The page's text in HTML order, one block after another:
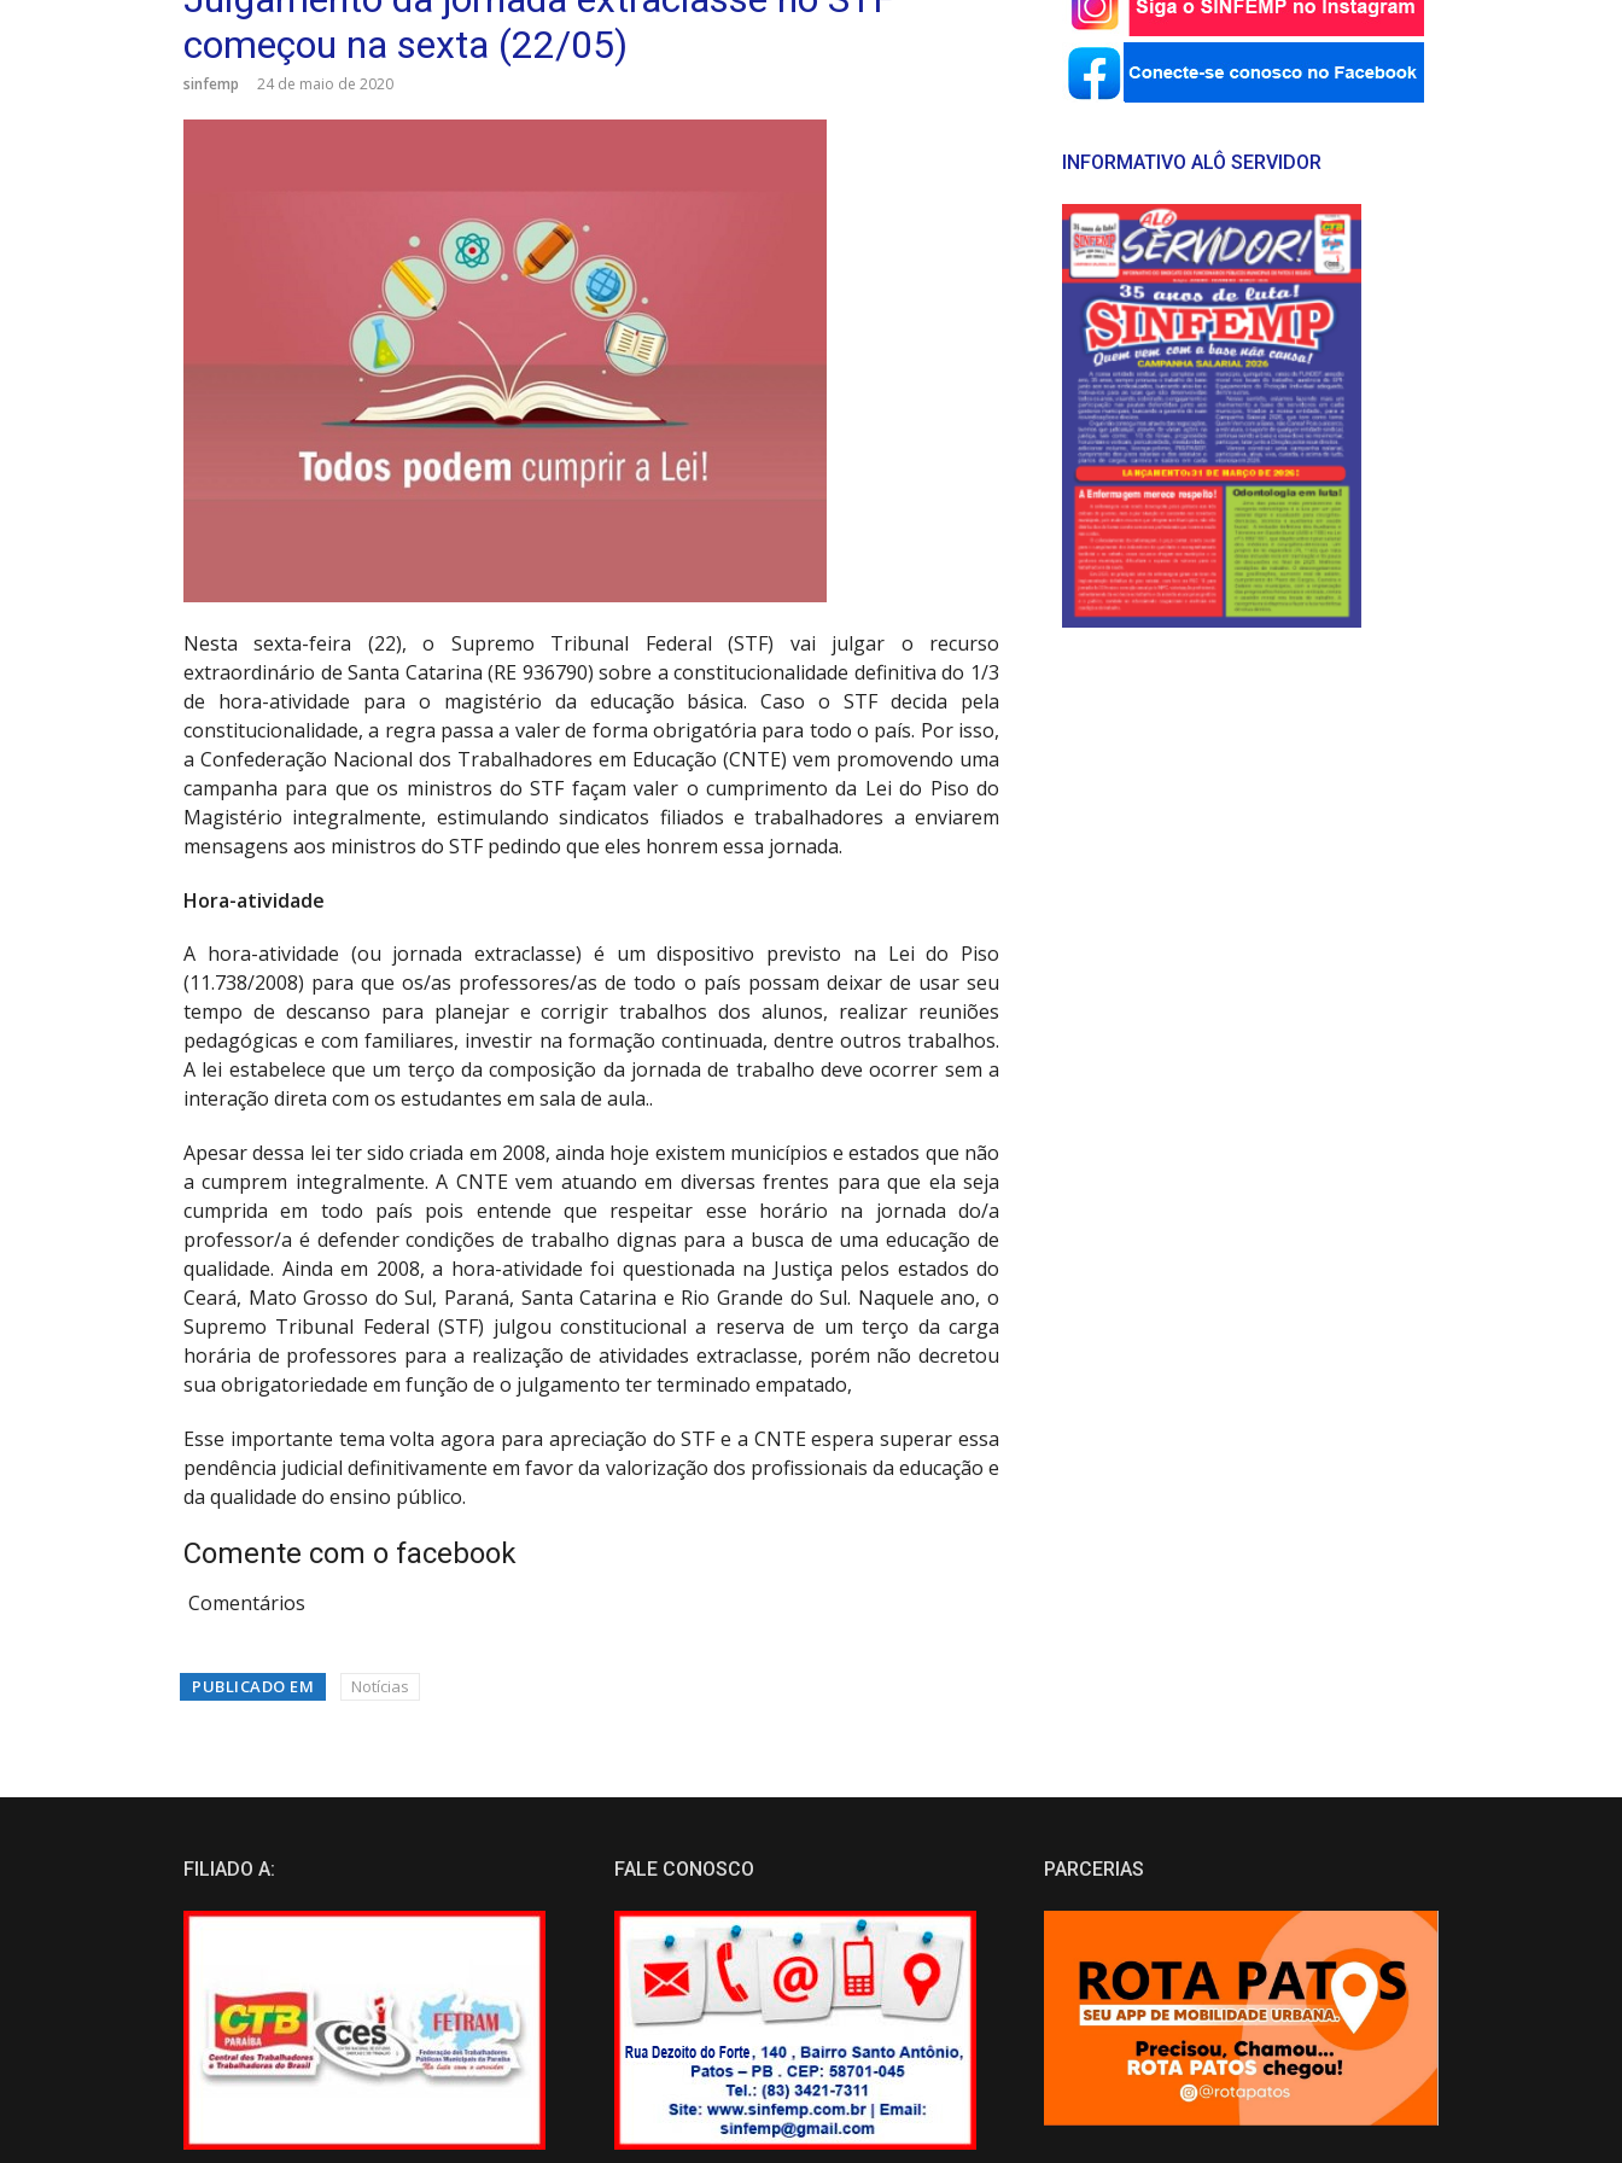
começou na sexta (22/05)
sinfemp 24 de maio de 2020
Nesta sexta-feira (22), o Supremo Tribunal Federal (STF) vai julgar o recurso
extraordinário de Santa Catarina (RE 936790) sobre a constitucionalidade definitiva do 1/3
de hora-atividade para o magistério da educação básica. Caso o STF decida pela
constitucionalidade, a regra passa a valer de forma obrigatória para todo o país. Por isso,
a Confederação Nacional dos Trabalhadores em Educação (CNTE) vem promovendo uma
campanha para que os ministros do STF façam valer o cumprimento da Lei do Piso do
Magistério integralmente, estimulando sindicatos filiados e trabalhadores a enviarem
mensagens aos ministros do STF pedindo que eles honrem essa jornada.
Hora-atividade
A hora-atividade (ou jornada extraclasse) é um dispositivo previsto na Lei do Piso
(11.738/2008) para que os/as professores/as de todo o país possam deixar de usar seu
tempo de descanso para planejar e corrigir trabalhos dos alunos, realizar reuniões
pedagógicas e com familiares, investir na formação continuada, dentre outros trabalhos.
A lei estabelece que um terço da composição da jornada de trabalho deve ocorrer sem a
interação direta com os estudantes em sala de aula..
Apesar dessa lei ter sido criada em 2008, ainda hoje existem municípios e estados que não
a cumprem integralmente. A CNTE vem atuando em diversas frentes para que ela seja
cumprida em todo país pois entende que respeitar esse horário na jornada do/a
professor/a é defender condições de trabalho dignas para a busca de uma educação de
qualidade. Ainda em 2008, a hora-atividade foi questionada na Justiça pelos estados do
Ceará, Mato Grosso do Sul, Paraná, Santa Catarina e Rio Grande do Sul. Naquele ano, o
Supremo Tribunal Federal (STF) julgou constitucional a reserva de um terço da carga
horária de professores para a realização de atividades extraclasse, porém não decretou
sua obrigatoriedade em função de o julgamento ter terminado empatado,
Esse importante tema volta agora para apreciação do STF e a CNTE espera superar essa
pendência judicial definitivamente em favor da valorização dos profissionais da educação e
da qualidade do ensino público.
Comente com o facebook
Comentários
PUBLICADO EM Notícias
INFORMATIVO ALÔ SERVIDOR
FILIADO A: FALE CONOSCO PARCERIAS